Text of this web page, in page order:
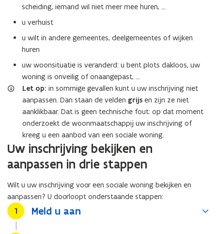
scheiding, iemand wil niet meer mee huren, …
u verhuist
u wilt in andere gemeentes, deelgemeentes of wijken
huren
uw woonsituatie is veranderd: u bent plots dakloos, uw
woning is onveilig of onaangepast, …
Let op: in sommige gevallen kunt u uw inschrijving niet
aanpassen. Dan staan de velden grijs en zijn ze niet
aanklikbaar. Dat is geen technische fout: op dat moment
onderzoekt de woonmaatschappij uw inschrijving of
kreeg u een aanbod van een sociale woning.
Uw inschrijving bekijken en
aanpassen in drie stappen
Wilt u uw inschrijving voor een sociale woning bekijken en
aanpassen? U doorloopt onderstaande stappen:
Stap
1 Meld u aan